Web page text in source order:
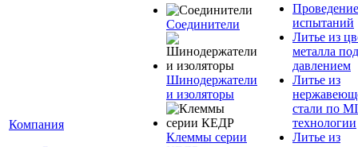
Компания
Соединители
Шинодержатели
и изоляторы
Клеммы серии
Проведение
испытаний
Литье из
металла под
давлением
Литье из
стали по
технологии
Литье из